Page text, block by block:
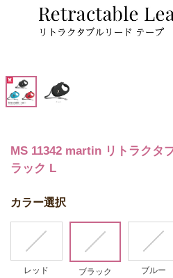
MS 11342 martin リトラクタ
ラック L
カラー選択
レッド ブラック ブルー